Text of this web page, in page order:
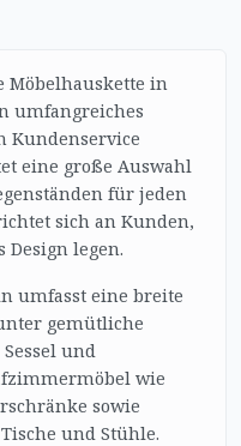
Möbelhauskette in
umfangreiches
Kundenservice
eine große Auswahl
für jeden
sich an Kunden,
legen.
umfasst eine breite
gemütliche
und
wie
sowie
und Stühle.